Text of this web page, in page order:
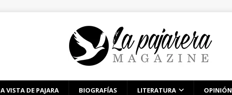
A VISTA DE PAJARA BIOGRAFÍAS LITERATURA OPINIÓN